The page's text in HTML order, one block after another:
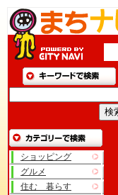
ショッピング
グルメ
住む 暮らす